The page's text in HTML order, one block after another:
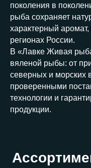
поколения в
рыба сохраняет
характерный
регионах России.
В «Лавке Живая
вяленой рыбы: от
северных и морских
проверенными
технологии и
продукции.